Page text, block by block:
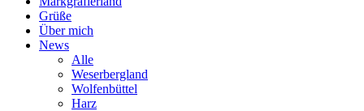
Grüße
Über mich
News
Alle
Weserbergland
Wolfenbüttel
Harz